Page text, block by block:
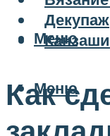
Декупаж
Канзаши
Меню
Меню
Как